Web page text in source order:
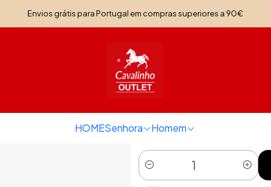
HOMESenhora Homem
Envios grátis para Portugal em compras superiores a 90€
Início Senhora Calçado Senhora Sapatilha Artic
|
Sapatilha
39
Quantidade